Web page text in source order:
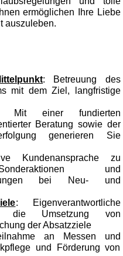
ermöglichen Ihre Liebe
auszuleben.
: Betreuung des
mit dem Ziel, langfristige
Mit einer fundierten
Beratung sowie der
generieren Sie
Kundenansprache zu
und
bei Neu- und
: Eigenverantwortliche
die Umsetzung von
der Absatzziele
an Messen und
und Förderung von